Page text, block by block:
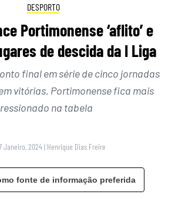
DESPORTO
Portimonense ‘aflito’ e
de descida da I Liga
final em série de cinco jornadas
vitórias. Portimonense fica mais
na tabela
Janeiro, 2024| Henrique Dias Freire
fonte de informação preferida